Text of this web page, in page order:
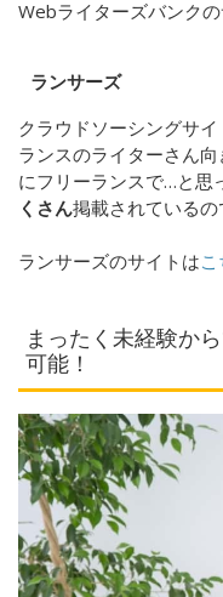
Webライターズバンク
ランサーズ
クラウドソーシングサ
ランスのライターさん
にフリーランスで…と思
くさん掲載されているの
ランサーズのサイトは
まったく未経験か
可能！